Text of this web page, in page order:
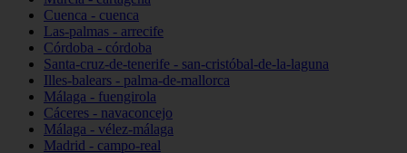
Cuenca - cuenca
Las-palmas - arrecife
Córdoba - córdoba
Santa-cruz-de-tenerife - san-cristóbal-de-la-laguna
Illes-balears - palma-de-mallorca
Málaga - fuengirola
Cáceres - navaconcejo
Málaga - vélez-málaga
Madrid - campo-real